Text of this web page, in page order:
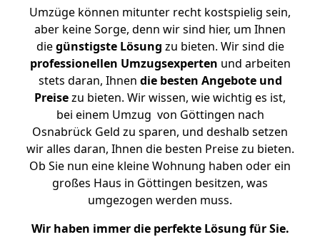
Umzüge können mitunter recht kostspielig sein,
aber keine Sorge, denn wir sind hier, um Ihnen
diegünstigste Lösung zu bieten. Wir sind die
professionellen Umzugsexperten und arbeiten
stets daran, Ihnen die besten Angebote und
Preisezu bieten. Wir wissen, wie wichtig es ist,
bei einem Umzug von Göttingen nach
Osnabrück Geld zu sparen, und deshalb setzen
wir alles daran, Ihnen die besten Preise zu bieten.
Ob Sie nun eine kleine Wohnung haben oder ein
großes Haus in Göttingen besitzen, was
umgezogen werden muss.
Wir haben immer die perfekte Lösung für Sie.